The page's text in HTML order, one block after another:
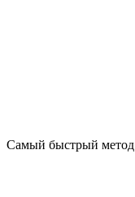
Самый быстрый метод